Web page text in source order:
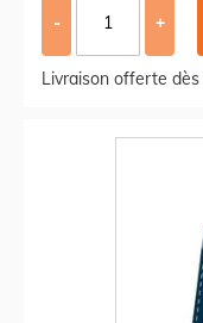
- +
Livraison offerte dès